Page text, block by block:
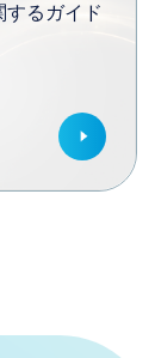
するガイド